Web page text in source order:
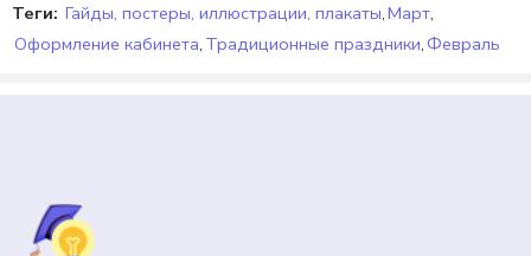
Теги: Гайды, постеры, иллюстрации, плакаты,Март,
Оформление кабинета, Традиционные праздники,Февраль